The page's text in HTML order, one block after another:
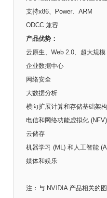
支持x86、Power、ARM
ODCC 兼容
产品优势：
云原生、Web 2.0、超大规模
企业数据中心
网络安全
大数据分析
横向扩展计算和存储基础架构
电信和网络功能虚拟化 (NFV)
云储存
机器学习 (ML) 和人工智能
媒体和娱乐
注：与 NVIDIA 产品相关的